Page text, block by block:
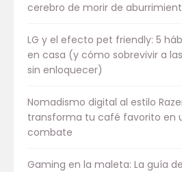
cerebro de morir de
LG y el efecto pet friendly: 5
en casa (y cómo sobrevivir a
sin enloquecer)
Nomadismo digital al estilo
transforma tu café favorito en
combate
Gaming en la maleta: La guía